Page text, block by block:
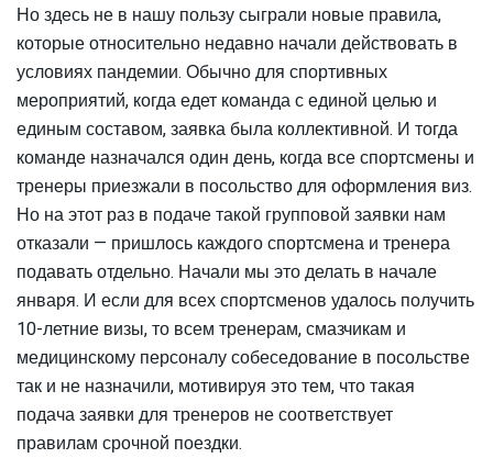
Но здесь не в нашу пользу сыграли новые правила,
которые относительно недавно начали действовать в
условиях пандемии. Обычно для спортивных
мероприятий, когда едет команда с единой целью и
единым составом, заявка была коллективной. И тогда
команде назначался один день, когда все спортсмены и
тренеры приезжали в посольство для оформления виз.
Но на этот раз в подаче такой групповой заявки нам
отказали — пришлось каждого спортсмена и тренера
подавать отдельно. Начали мы это делать в начале
января. И если для всех спортсменов удалось получить
10-летние визы, то всем тренерам, смазчикам и
медицинскому персоналу собеседование в посольстве
так и не назначили, мотивируя это тем, что такая
подача заявки для тренеров не соответствует
правилам срочной поездки.